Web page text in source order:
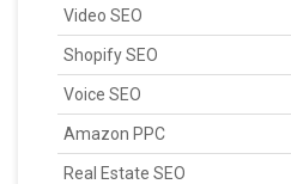
Video SEO
Shopify SEO
Voice SEO
Amazon PPC
Real Estate SEO